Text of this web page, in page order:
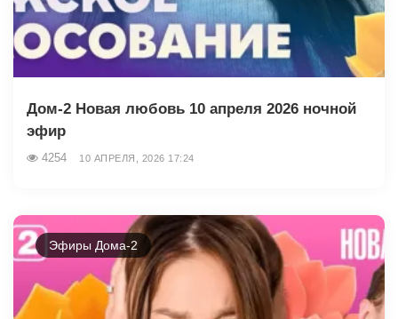
Дом-2 Новая любовь 10 апреля 2026 ночной
эфир
4254 10 АПРЕЛЯ, 2026 17:24
Эфиры Дома-2